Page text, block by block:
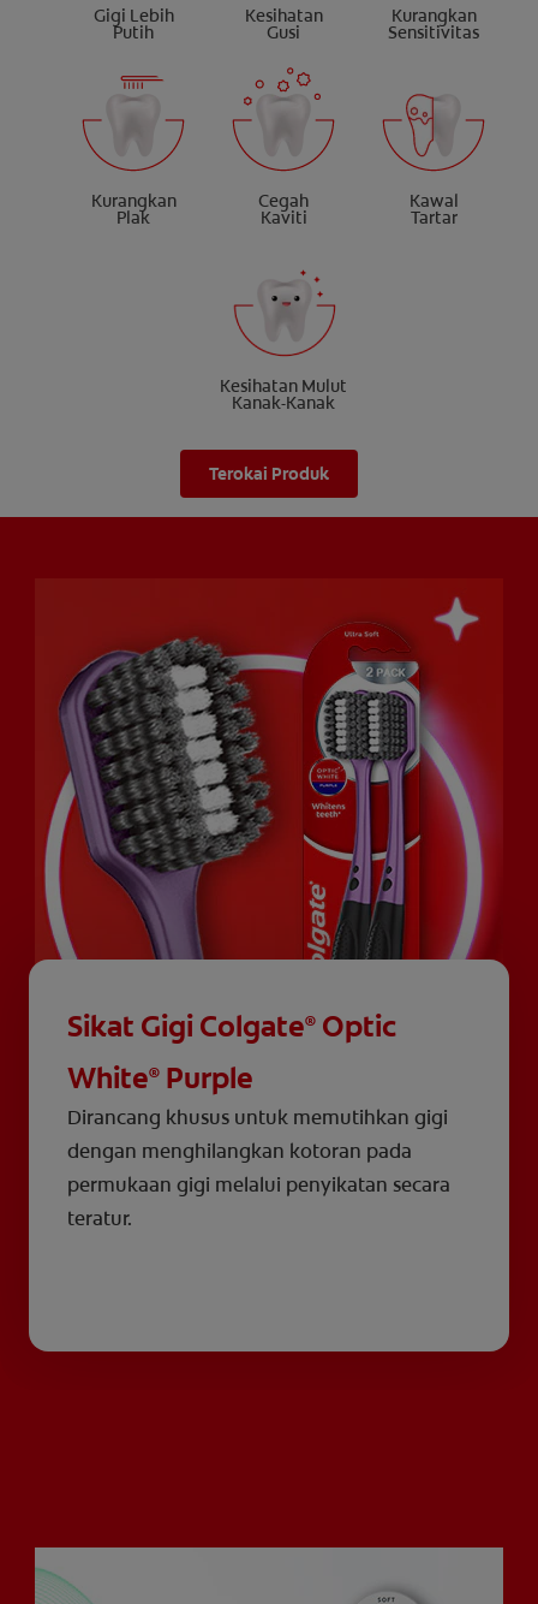
Gigi Lebih
Putih
Kesihatan
Gusi
Kurangkan
Sensitivitas
Kurangkan
Plak
Cegah
Kaviti
Kawal
Tartar
Kesihatan Mulut
Kanak-Kanak
Terokai Produk
Sikat Gigi Colgate® Optic
White® Purple
Dirancang khusus untuk memutihkan gigi
dengan menghilangkan kotoran pada
permukaan gigi melalui penyikatan secara
teratur.